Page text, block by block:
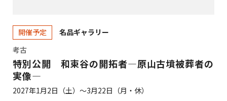
開催予定
名品ギャラリー
考古
特別公開 和束谷の開拓者―原山古墳被葬者の
実像―
2027年1月2日（土）～3月22日（月・休）